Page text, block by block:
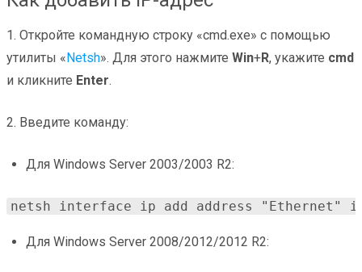
1. Откройте командную строку «cmd.exe» с помощью
утилиты «Netsh». Для этого нажмите Win+R, укажите cmd
и кликните Enter.
2. Введите команду:
Для Windows Server 2003/2003 R2:
netsh interface ip add address "Ethernet" ip-
Для Windows Server 2008/2012/2012 R2: